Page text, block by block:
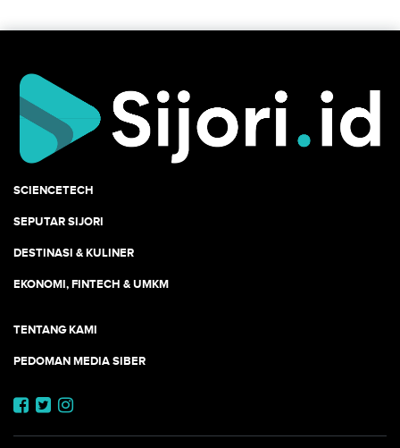
SCIENCETECH
SEPUTAR SIJORI
DESTINASI & KULINER
EKONOMI, FINTECH & UMKM
TENTANG KAMI
PEDOMAN MEDIA SIBER